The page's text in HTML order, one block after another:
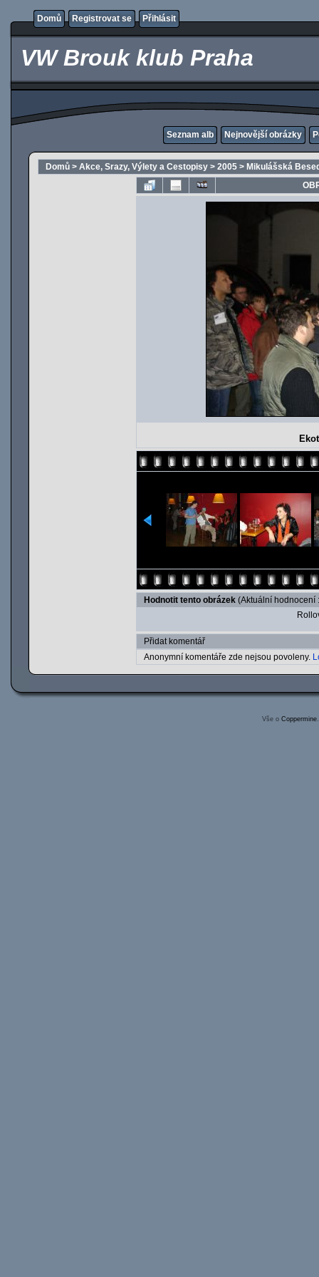
Domů Registrovat se Přihlásit
VW Brouk klub Praha
Seznam alb Nejnovější obrázky
Domů > Akce, Srazy, Výlety a Cestopisy > 2005 > Mikulášská
Hodnotit tento obrázek (Aktuální hodnocení
Přidat komentář
Anonymní komentáře zde nejsou povoleny.
Vše o Coppermine